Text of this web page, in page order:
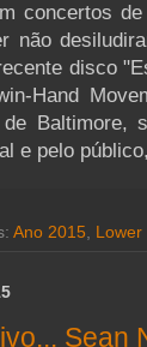
concertos
não
disco
Hand
de Baltimore,
e pelo
Ano 2015, Lower
Sean